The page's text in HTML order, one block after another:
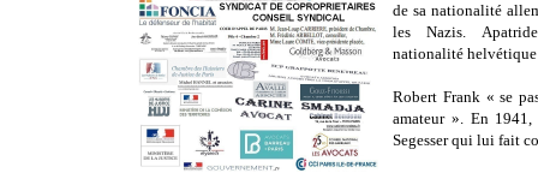
de sa nationalité
les Nazis.
nationalité
Robert Frank « se
amateur ». En
Segesser qui lui fait